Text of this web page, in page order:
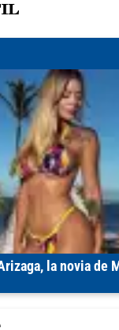
la novia de